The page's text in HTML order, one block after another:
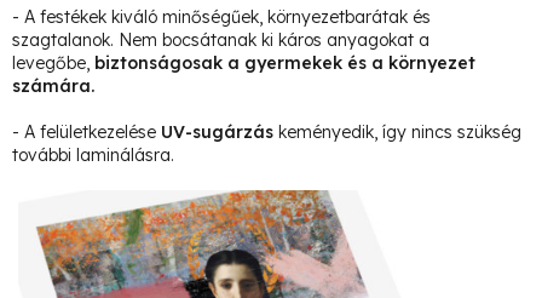
- A festékek kiváló minőségűek, környezetbarátak és
szagtalanok. Nem bocsátanak ki káros anyagokat a
levegőbe, biztonságosak a gyermekek és a környezet
számára.
- A felületkezelése UV-sugárzás keményedik, így nincs szükség
további laminálásra.